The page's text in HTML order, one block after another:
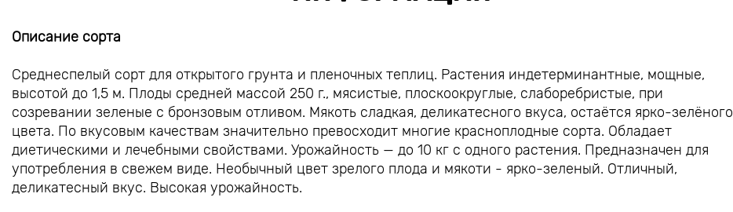
Описание сорта
Среднеспелый сорт для открытого грунта и пленочных теплиц. Растения индетерминантные, мощные,
высотой до 1,5 м. Плоды средней массой 250 г., мясистые, плоскоокруглые, слаборебристые, при
созревании зеленые с бронзовым отливом. Мякоть сладкая, деликатесного вкуса, остаётся ярко-зелёного
цвета. По вкусовым качествам значительно превосходит многие красноплодные сорта. Обладает
диетическими и лечебными свойствами. Урожайность — до 10 кг с одного растения. Предназначен для
употребления в свежем виде. Необычный цвет зрелого плода и мякоти - ярко-зеленый. Отличный,
деликатесный вкус. Высокая урожайность.